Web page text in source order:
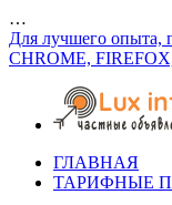
…
Для лучшего опыта,
CHROME,
ГЛАВНАЯ
ТАРИФНЫЕ